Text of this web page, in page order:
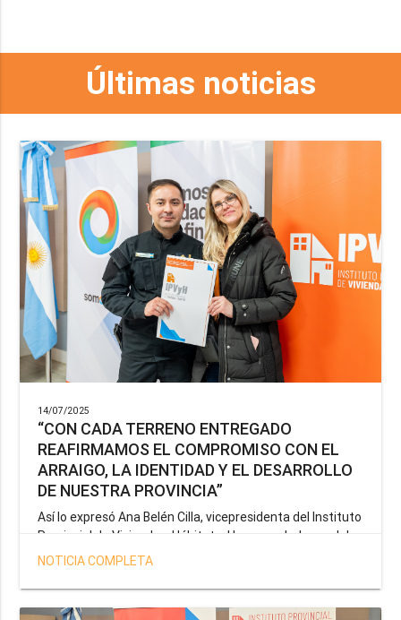
Últimas noticias
14/07/2025
“CON CADA TERRENO ENTREGADO
REAFIRMAMOS EL COMPROMISO CON EL
ARRAIGO, LA IDENTIDAD Y EL DESARROLLO
DE NUESTRA PROVINCIA”
Así lo expresó Ana Belén Cilla, vicepresidenta del Instituto
Provincial de Vivienda y Hábitat, al hacer un balance del
trabajo del organismo en el marco de la operatoria
salud y seguridad impulsada por el gobernador Gustavo
Melella.
NOTICIA COMPLETA